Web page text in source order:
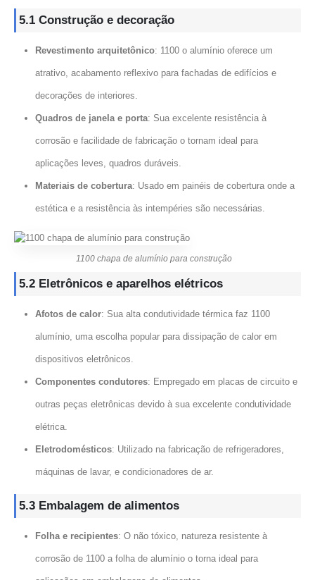
5.1 Construção e decoração
Revestimento arquitetônico: 1100 o alumínio oferece um
atrativo, acabamento reflexivo para fachadas de edifícios e
decorações de interiores.
Quadros de janela e porta: Sua excelente resistência à
corrosão e facilidade de fabricação o tornam ideal para
aplicações leves, quadros duráveis.
Materiais de cobertura: Usado em painéis de cobertura onde a
estética e a resistência às intempéries são necessárias.
1100 chapa de alumínio para construção
5.2 Eletrônicos e aparelhos elétricos
Afotos de calor: Sua alta condutividade térmica faz 1100
alumínio, uma escolha popular para dissipação de calor em
dispositivos eletrônicos.
Componentes condutores: Empregado em placas de circuito e
outras peças eletrônicas devido à sua excelente condutividade
elétrica.
Eletrodomésticos: Utilizado na fabricação de refrigeradores,
máquinas de lavar, e condicionadores de ar.
5.3 Embalagem de alimentos
Folha e recipientes: O não tóxico, natureza resistente à
corrosão de 1100 a folha de alumínio o torna ideal para